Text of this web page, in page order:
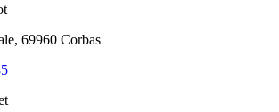
69960 Corbas